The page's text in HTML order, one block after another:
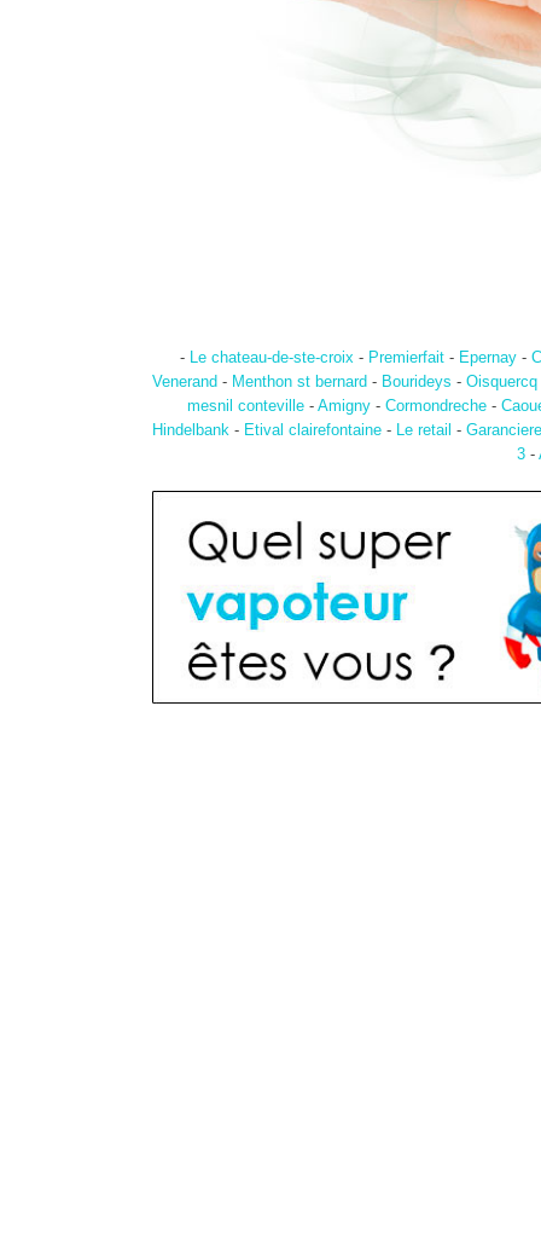
- Le chateau-de-ste-croix - Premierfait - Epernay -
Venerand - Menthon st bernard - Bourideys - Oisquercq
mesnil conteville - Amigny - Cormondreche -
Hindelbank - Etival clairefontaine - Le retail -
3 -